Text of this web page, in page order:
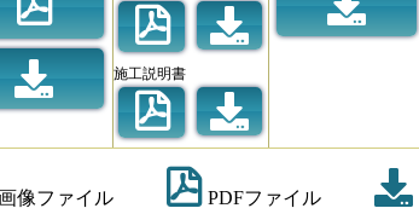
施工説明書
像ファイル PDFファイル